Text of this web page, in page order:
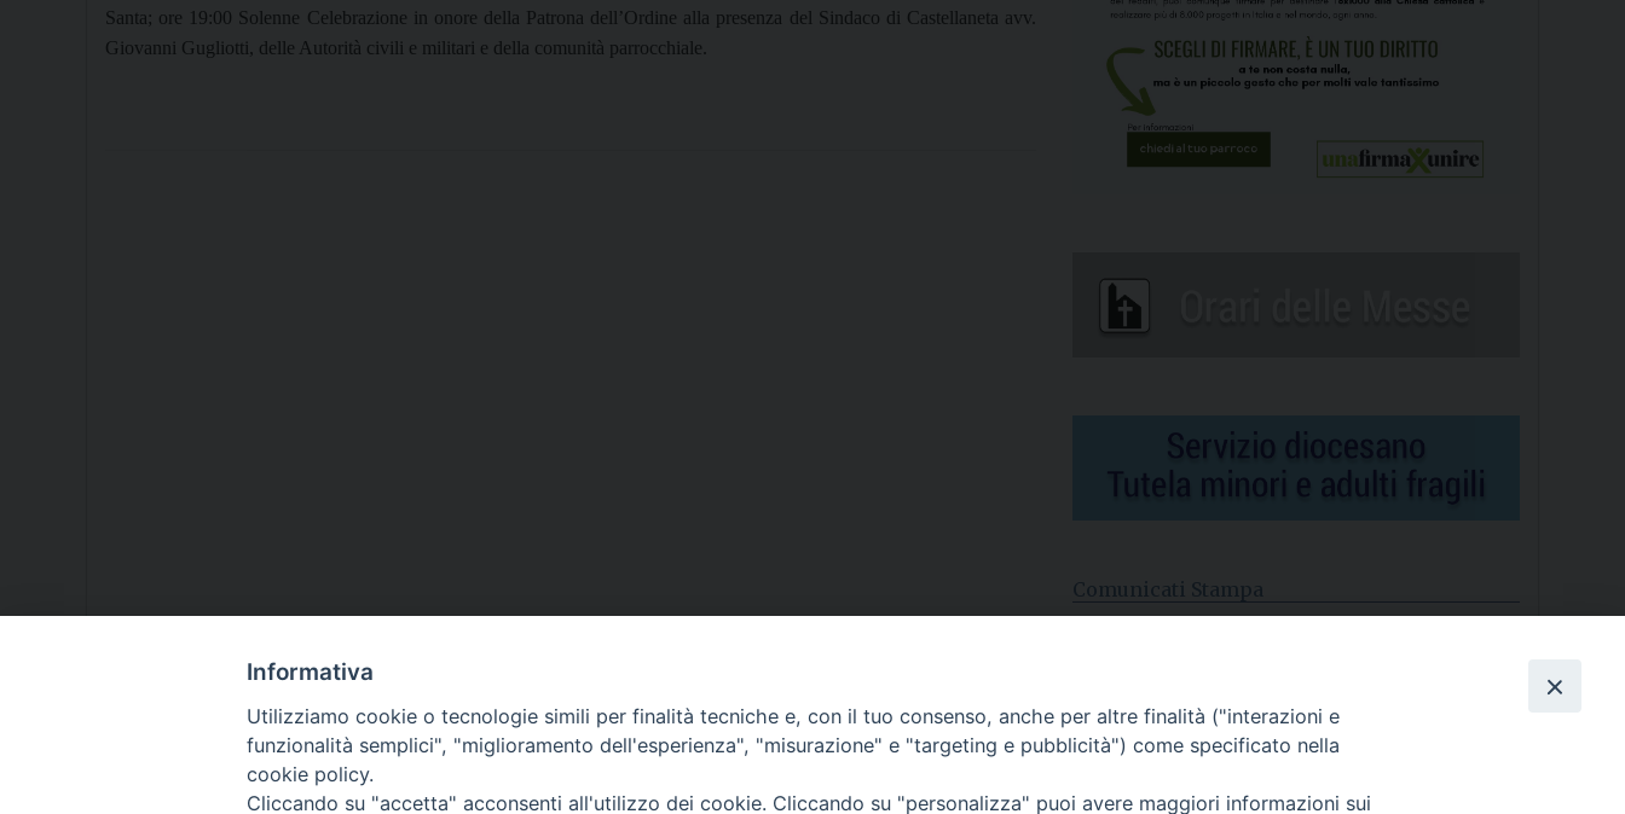
Santa; ore 19:00 Solenne Celebrazione in onore della Patrona dell’Ordine alla presenza del Sindaco di Castellaneta avv.
Giovanni Gugliotti, delle Autorità civili e militari e della comunità parrocchiale.
Comunicati Stampa
Nasce la Consulta Diocesana delle Aggregazioni Laicali di
Castellaneta
Archivio comunicati stampa
Informativa
Utilizziamo cookie o tecnologie simili per finalità tecniche e, con il tuo consenso, anche per altre finalità ("interazioni e
funzionalità semplici", "miglioramento dell'esperienza", "misurazione" e "targeting e pubblicità") come specificato nella
cookie policy.
Cliccando su "accetta" acconsenti all'utilizzo dei cookie. Cliccando su "personalizza" puoi avere maggiori informazioni sui